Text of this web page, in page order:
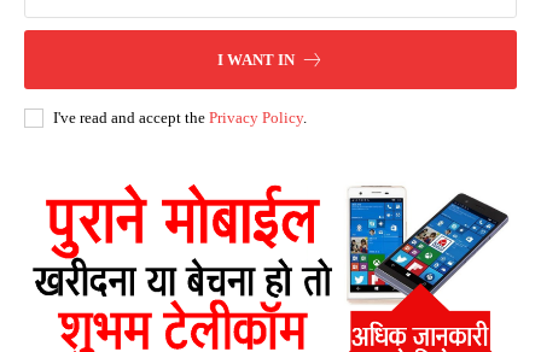
I WANT IN
I've read and accept the Privacy Policy.